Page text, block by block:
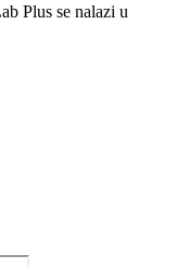
Plus se nalazi u